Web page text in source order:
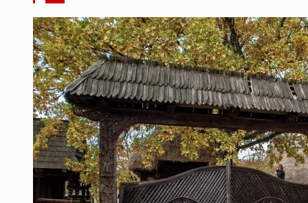
Directorul OCPI Maramures,
Testarea independentă a
Vremea va fi caniculară.